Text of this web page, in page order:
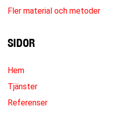
Fler material och metoder
SIDOR
Hem
Tjänster
Referenser